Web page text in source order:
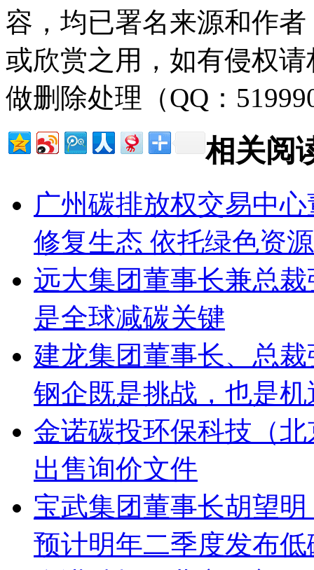
容，均已署名来源和作
或欣赏之用，如有侵权
做删除处理（QQ：
相关阅
广州碳排放权交易中
修复生态 依托绿色资
远大集团董事长兼总
是全球减碳关键
建龙集团董事长、总
钢企既是挑战，也是机
金诺碳投环保科技（
出售询价文件
宝武集团董事长胡望
预计明年二季度发布